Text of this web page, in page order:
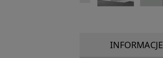
INFORMACJE